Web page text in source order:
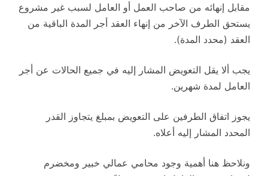
مقابل إنهائه من صاحب العمل أو العامل لسبب غير مشروع
يستحق الطرف الآخر من إنهاء العقد أجر المدة الباقية من
العقد (محدد المدة).
يجب ألا يقل التعويض المشار إليه في جميع الحالات عن أجر
العامل لمدة شهرين.
يجوز اتفاق الطرفين على التعويض بمبلغ يتجاوز القدر
المحدد المشار إليه أعلاه.
ونلاحظ هنا أهمية وجود محامي عمالي خبير ومخضرم